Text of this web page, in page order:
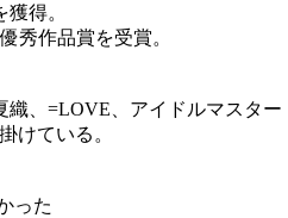
得。
秀作品賞を受賞。
織、=LOVE、アイドルマスター
けている。
った